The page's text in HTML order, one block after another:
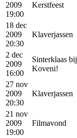
2009
19:00
Kerstfeest
18 dec
2009
20:30
Klaverjassen
2 dec
2009
16:00
Sinterklaas bij
Koveni!
27 nov
2009
20:30
Klaverjassen
21 nov
2009
19:00
Filmavond